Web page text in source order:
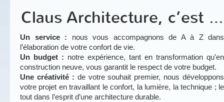
Claus Architecture, c’est …
Un service : nous vous accompagnons de A à Z dans
l’élaboration de votre confort de vie.
Un budget : notre expérience, tant en transformation qu’en
construction neuve, vous garantit le respect de votre budget.
Une créativité : de votre souhait premier, nous développons
votre projet en travaillant le confort, la lumière, la technique ; le
tout dans l’esprit d’une architecture durable.